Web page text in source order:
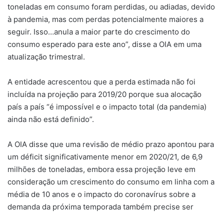
toneladas em consumo foram perdidas, ou adiadas, devido
à pandemia, mas com perdas potencialmente maiores a
seguir. Isso…anula a maior parte do crescimento do
consumo esperado para este ano”, disse a OIA em uma
atualização trimestral.
A entidade acrescentou que a perda estimada não foi
incluída na projeção para 2019/20 porque sua alocação
país a país “é impossível e o impacto total (da pandemia)
ainda não está definido”.
A OIA disse que uma revisão de médio prazo apontou para
um déficit significativamente menor em 2020/21, de 6,9
milhões de toneladas, embora essa projeção leve em
consideração um crescimento do consumo em linha com a
média de 10 anos e o impacto do coronavírus sobre a
demanda da próxima temporada também precise ser